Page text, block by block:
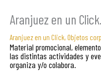
Aranjuez en un
Aranjuez en un Click, Objetos
Material promocional,
las distintas actividades y
organiza y/o colabora.